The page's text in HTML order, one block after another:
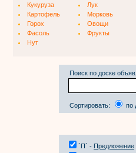
Кукуруза
Лук
Картофель
Морковь
Горох
Овощи
Фасоль
Фрукты
Нут
Поиск по доске
Сортировать: по
`П` - Предложение